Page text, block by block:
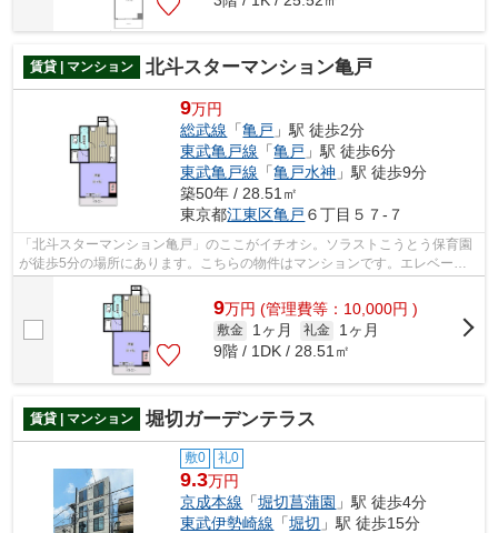
賃貸 | マンション 北斗スターマンション亀戸
9万円
総武線 「亀戸 」駅 徒歩2分
東武亀戸線 「亀戸 」駅 徒歩6分
東武亀戸線 「亀戸水神 」駅 徒歩9分
築50年 / 28.51㎡
東京都江東区亀戸 ６丁目５７-７
「北斗スターマンション亀戸」のここがイチオシ。ソラストこうとう保育園
が徒歩5分の場所にあります。こちらの物件はマンションです。エレベータ
ー付きの物件です。江東区エリアと総武...
9万円 (管理費等：10,000円 )
敷金 1ヶ月 礼金
1ヶ月
9階 / 1DK / 28.51㎡
賃貸 | マンション 堀切ガーデンテラス
敷0 礼0
9.3万円
京成本線 「堀切菖蒲園 」駅 徒歩4分
東武伊勢崎線 「堀切 」駅 徒歩15分